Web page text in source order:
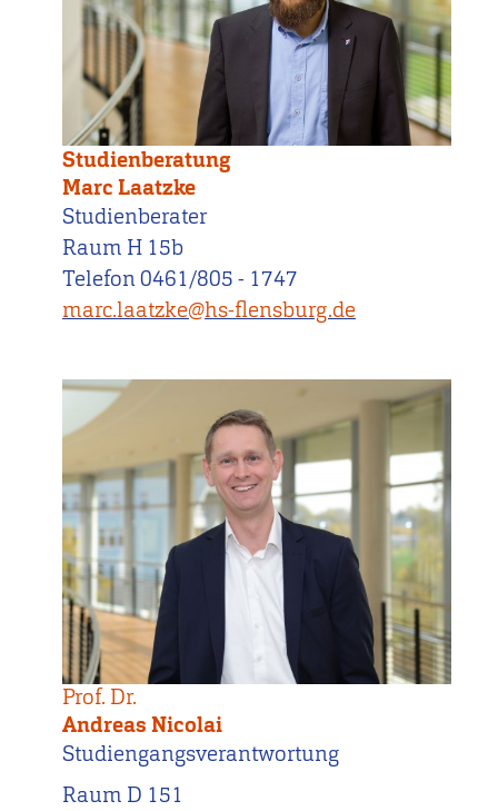
Studienberatung
Marc Laatzke
Studienberater
Raum H 15b
Telefon 0461/805 - 1747
marc.laatzke@hs-flensburg.de
Prof. Dr.
Andreas Nicolai
Studiengangsverantwortung
Raum D 151